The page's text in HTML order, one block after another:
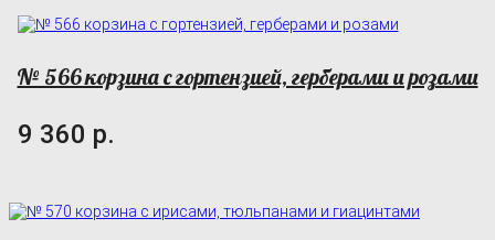
№ 566 корзина с гортензией, герберами и розами
9 360 р.